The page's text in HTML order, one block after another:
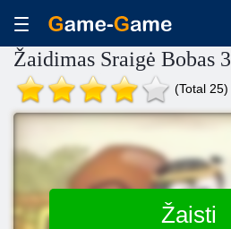
Žaidimas Sraigė Bobas 3
(Total 25)
Žaisti